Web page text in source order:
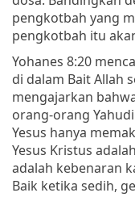
pengkotbah yang
pengkotbah itu
Yohanes 8:20
di dalam Bait Allah
mengajarkan
orang-orang
Yesus hanya
Yesus Kristus
adalah kebenaran
Baik ketika sedih,